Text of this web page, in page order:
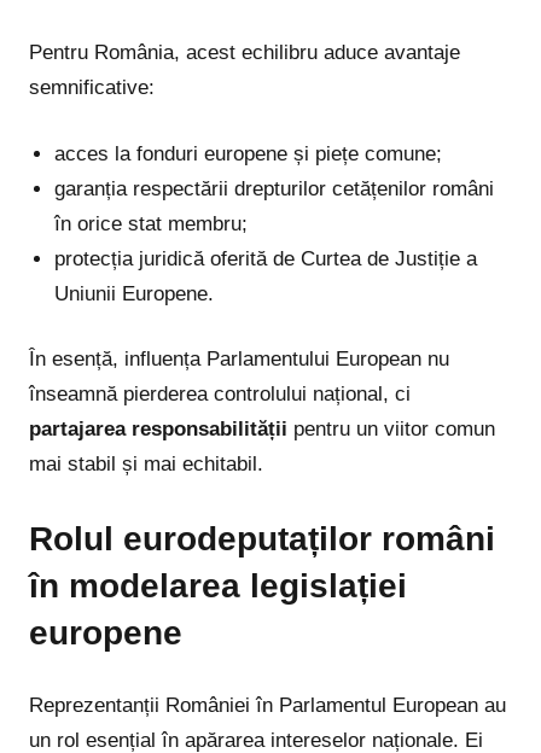
Pentru România, acest echilibru aduce avantaje
semnificative:
acces la fonduri europene și piețe comune;
garanția respectării drepturilor cetățenilor români
în orice stat membru;
protecția juridică oferită de Curtea de Justiție a
Uniunii Europene.
În esență, influența Parlamentului European nu
înseamnă pierderea controlului național, ci
partajarea responsabilității pentru un viitor comun
mai stabil și mai echitabil.
Rolul eurodeputaților români
în modelarea legislației
europene
Reprezentanții României în Parlamentul European au
un rol esențial în apărarea intereselor naționale. Ei